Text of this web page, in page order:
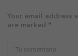
Your email address
are marked *